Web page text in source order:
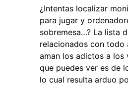
¿Intentas localizar
para jugar y
sobremesa…? La lista
relacionados con todo
aman los adictos a los
que puedes ver es de
lo cual resulta arduo